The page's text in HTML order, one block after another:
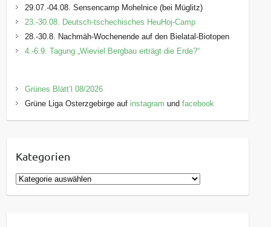
29.07.-04.08. Sensencamp Mohelnice (bei Müglitz)
23.-30.08. Deutsch-tschechisches HeuHoj-Camp
28.-30.8. Nachmäh-Wochenende auf den Bielatal-Biotopen
4.-6.9. Tagung „Wieviel Bergbau erträgt die Erde?“
Grünes Blätt’l 08/2026
Grüne Liga Osterzgebirge auf instagram undfacebook
Kategorien
K
a